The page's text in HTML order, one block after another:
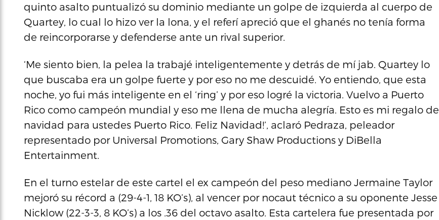
quinto asalto puntualizó su dominio mediante un golpe de izquierda al cuerpo de
Quartey, lo cual lo hizo ver la lona, y el referí apreció que el ghanés no tenía forma
de reincorporarse y defenderse ante un rival superior.
‘Me siento bien, la pelea la trabajé inteligentemente y detrás de mí jab. Quartey lo
que buscaba era un golpe fuerte y por eso no me descuidé. Yo entiendo, que esta
noche, yo fui más inteligente en el ‘ring’ y por eso logré la victoria. Vuelvo a Puerto
Rico como campeón mundial y eso me llena de mucha alegría. Esto es mi regalo de
navidad para ustedes Puerto Rico. Feliz Navidad!’, aclaró Pedraza, peleador
representado por Universal Promotions, Gary Shaw Productions y DiBella
Entertainment.
En el turno estelar de este cartel el ex campeón del peso mediano Jermaine Taylor
mejoró su récord a (29-4-1, 18 KO’s), al vencer por nocaut técnico a su oponente Jesse
Nicklow (22-3-3, 8 KO’s) a los .36 del octavo asalto. Esta cartelera fue presentada por